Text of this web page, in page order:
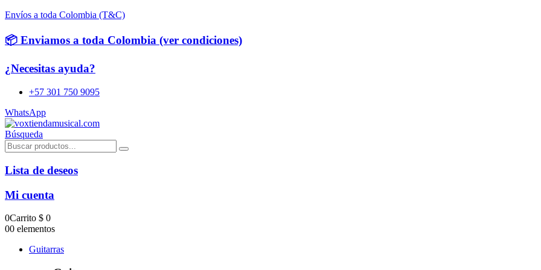
Envíos a toda Colombia (T&C)
📦 Enviamos a toda Colombia (ver condiciones)
¿Necesitas ayuda?
+57 301 750 9095
WhatsApp
Búsqueda
Lista de deseos
Mi cuenta
0Carrito $ 0
00 elementos
Guitarras